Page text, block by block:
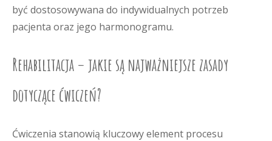
być dostosowywana do indywidualnych potrzeb
pacjenta oraz jego harmonogramu.
Rehabilitacja – jakie są najważniejsze zasady
dotyczące ćwiczeń?
Ćwiczenia stanowią kluczowy element procesu